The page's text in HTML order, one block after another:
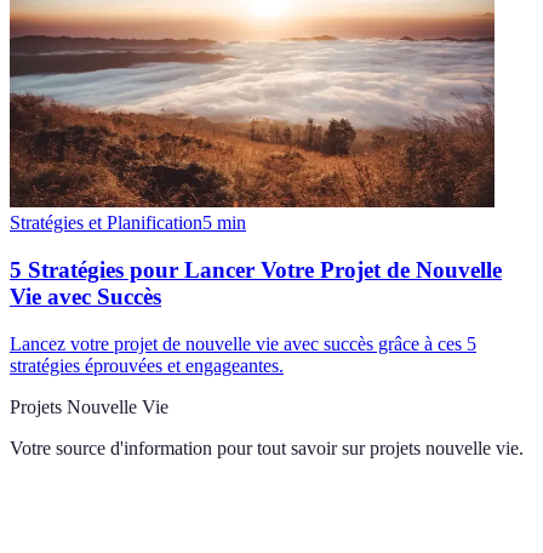
Stratégies et Planification5 min
5 Stratégies pour Lancer Votre Projet de Nouvelle
Vie avec Succès
Lancez votre projet de nouvelle vie avec succès grâce à ces 5
stratégies éprouvées et engageantes.
Projets Nouvelle Vie
Votre source d'information pour tout savoir sur projets nouvelle vie.